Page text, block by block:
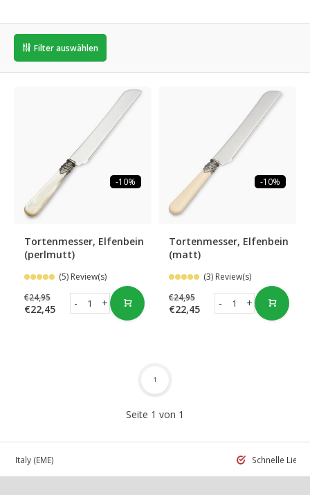
Filter auswählen
-10%
Tortenmesser, Elfenbein
(perlmutt)
(5) Review(s)
€24,95
€22,45 +
-
-10%
Tortenmesser, Elfenbein
(matt)
(3) Review(s)
€24,95
€22,45 +
-
Seite 1 von 1
1
in Italy (EME) Schnelle